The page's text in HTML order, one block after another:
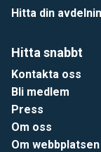
Hitta din
Hitta snabbt
Kontakta oss
Bli medlem
Press
Om oss
Om webbplatsen